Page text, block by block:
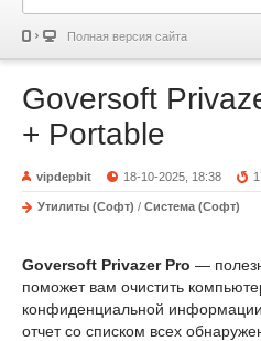
Полная версия сайта
Goversoft
+ Portable
vipdepbit 18-10-2025, 18:38
Утилиты (Софт) / Система (Софт)
Goversoft Privazer Pro —
поможет вам очистить
конфиденциальной
отчет со списком всех